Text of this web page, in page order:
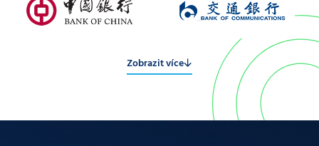
Zobrazit více